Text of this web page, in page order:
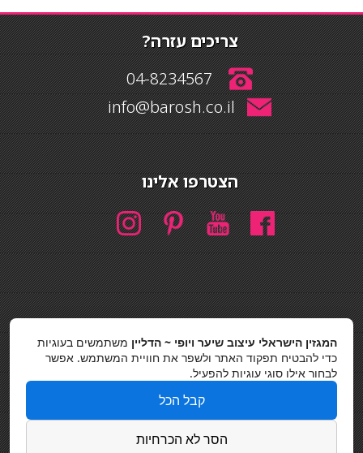
צריכים עזרה?
04-8234567
info@barosh.co.il
הצטרפו אלינו
חיפוש
חיפוש
כסאות בר
מדיניות פרטיות
המגזין הישראלי עיצוב שיער ויופי ~ הדליין משתמשים בעוגיות
כדי להבטיח תפקוד האתר ולשפר את חוויית המשתמש. אפשר
לבחור אילו סוגי עוגיות להפעיל.
קבל הכל
הסר לא הכרחיות